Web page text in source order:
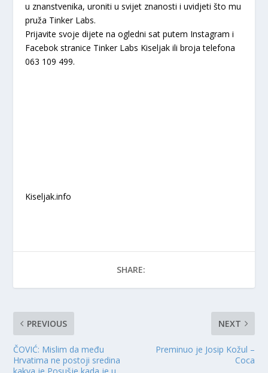
u znanstvenika, uroniti u svijet znanosti i uvidjeti što mu
pruža Tinker Labs.
Prijavite svoje dijete na ogledni sat putem Instagram i
Facebok stranice Tinker Labs Kiseljak ili broja telefona
063 109 499.
Kiseljak.info
SHARE:
PREVIOUS
ČOVIĆ: Mislim da među
Hrvatima ne postoji sredina
kakva je Posušje kada je u
NEXT
Preminuo je Josip Kožul –
Coca